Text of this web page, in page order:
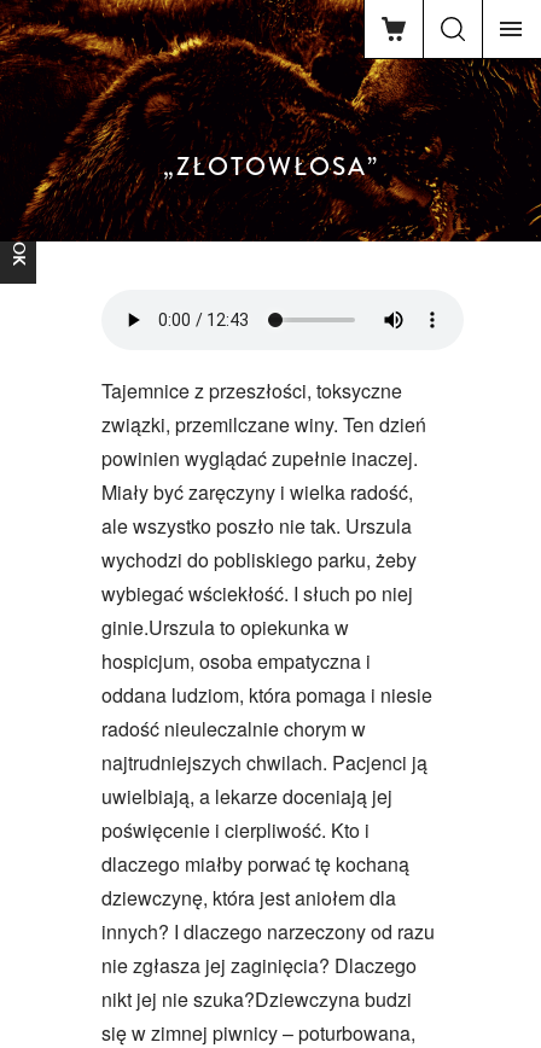
„ZŁOTOWŁOSA”
FACEBOOK
Tajemnice z przeszłości, toksyczne
związki, przemilczane winy. Ten dzień
powinien wyglądać zupełnie inaczej.
Miały być zaręczyny i wielka radość,
ale wszystko poszło nie tak. Urszula
wychodzi do pobliskiego parku, żeby
wybiegać wściekłość. I słuch po niej
ginie.Urszula to opiekunka w
hospicjum, osoba empatyczna i
oddana ludziom, która pomaga i niesie
radość nieuleczalnie chorym w
najtrudniejszych chwilach. Pacjenci ją
uwielbiają, a lekarze doceniają jej
poświęcenie i cierpliwość. Kto i
dlaczego miałby porwać tę kochaną
dziewczynę, która jest aniołem dla
innych? I dlaczego narzeczony od razu
nie zgłasza jej zaginięcia? Dlaczego
nikt jej nie szuka?Dziewczyna budzi
się w zimnej piwnicy – poturbowana,